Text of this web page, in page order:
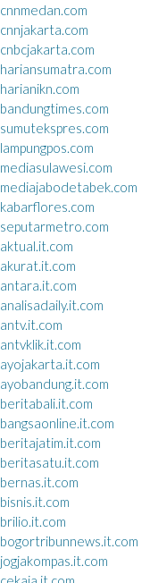
cnnmedan.com
cnnjakarta.com
cnbcjakarta.com
hariansumatra.com
harianikn.com
bandungtimes.com
sumutekspres.com
lampungpos.com
mediasulawesi.com
mediajabodetabek.com
kabarflores.com
seputarmetro.com
aktual.it.com
akurat.it.com
antara.it.com
analisadaily.it.com
antv.it.com
antvklik.it.com
ayojakarta.it.com
ayobandung.it.com
beritabali.it.com
bangsaonline.it.com
beritajatim.it.com
beritasatu.it.com
bernas.it.com
bisnis.it.com
brilio.it.com
bogortribunnews.it.com
jogjakompas.it.com